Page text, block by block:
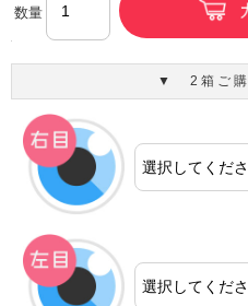
数量
▼ 2箱ご